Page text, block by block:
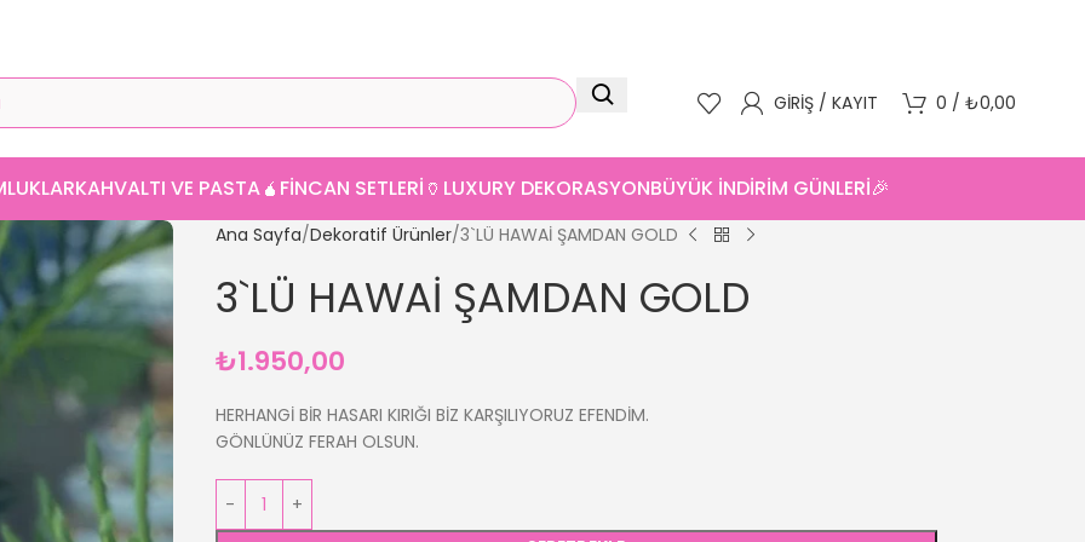
GIRIŞ / KAYIT 0 / ₺0,00
KAHVALTI VE PASTA🧉FINCAN SETLERI 🏺LUXURY DEKORASYONBÜYÜK İNDİRİM GÜNLERİ🎉
Ana Sayfa Dekoratif Ürünler 3`LÜ HAWAİ ŞAMDAN GOLD
3`LÜ HAWAİ ŞAMDAN GOLD
₺1.950,00
HERHANGİ BİR HASARI KIRIĞI BİZ KARŞILIYORUZ EFENDİM.
GÖNLÜNÜZ FERAH OLSUN.